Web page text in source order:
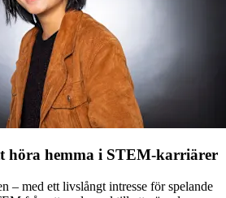
höra hemma i STEM-karriärer
– med ett livslångt intresse för spelande